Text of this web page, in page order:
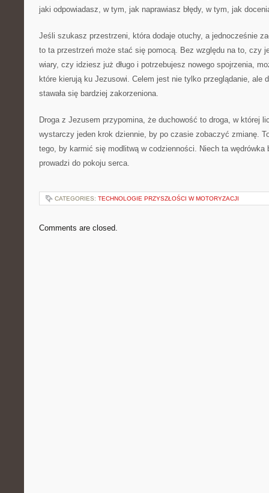
jaki odpowiadasz, w tym, jak naprawiasz błędy, w tym, jak
Jeśli szukasz przestrzeni, która dodaje otuchy, a jednocześnie
to ta przestrzeń może stać się pomocą. Bez względu na to, czy
wiary, czy idziesz już długo i potrzebujesz nowego spojrzenia,
które kierują ku Jezusowi. Celem jest nie tylko przeglądanie, ale
stawała się bardziej zakorzeniona.
Droga z Jezusem przypomina, że duchowość to droga, w której
wystarczy jeden krok dziennie, by po czasie zobaczyć zmianę.
tego, by karmić się modlitwą w codzienności. Niech ta wędrówka
prowadzi do pokoju serca.
CATEGORIES: TECHNOLOGIE PRZYSZŁOŚCI W MOTORYZACJI
Comments are closed.